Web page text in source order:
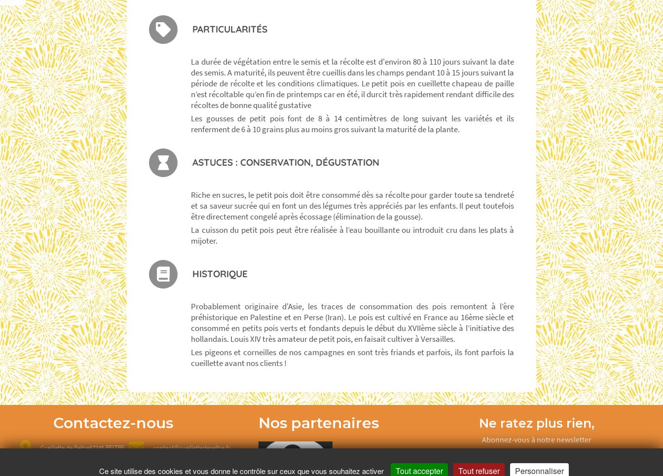
PARTICULARITÉS
La durée de végétation entre le semis et la récolte est d'environ 80 à 110 jours suivant la date
des semis. A maturité, ils peuvent être cueillis dans les champs pendant 10 à 15 jours suivant la
période de récolte et les conditions climatiques. Le petit pois en cueillette chapeau de paille
n’est récoltable qu’en fin de printemps car en été, il durcit très rapidement rendant difficile des
récoltes de bonne qualité gustative
Les gousses de petit pois font de 8 à 14 centimètres de long suivant les variétés et ils
renferment de 6 à 10 grains plus au moins gros suivant la maturité de la plante.
ASTUCES : CONSERVATION, DÉGUSTATION
Riche en sucres, le petit pois doit être consommé dès sa récolte pour garder toute sa tendreté
et sa saveur sucrée qui en font un des légumes très appréciés par les enfants. Il peut toutefois
être directement congelé après écossage (élimination de la gousse).
La cuisson du petit pois peut être réalisée à l’eau bouillante ou introduit cru dans les plats à
mijoter.
HISTORIQUE
Probablement originaire d'Asie, les traces de consommation des pois remontent à l’ère
préhistorique en Palestine et en Perse (Iran). Le pois est cultivé en France au 16ème siècle et
consommé en petits pois verts et fondants depuis le début du XVIIème siècle à l’initiative des
hollandais. Louis XIV très amateur de petit pois, en faisait cultiver à Versailles.
Les pigeons et corneilles de nos campagnes en sont très friands et parfois, ils font parfois la
cueillette avant nos clients !
Contactez-nous
Cueillette de Peltre57245 PELTRE contact@cueillettedepeltre.fr
Nos partenaires Ne ratez plus rien,
Abonnez-vous à notre newsletter
Ce site utilise des cookies et vous donne le contrôle sur ceux que vous souhaitez activer Tout accepter Tout refuser Personnaliser